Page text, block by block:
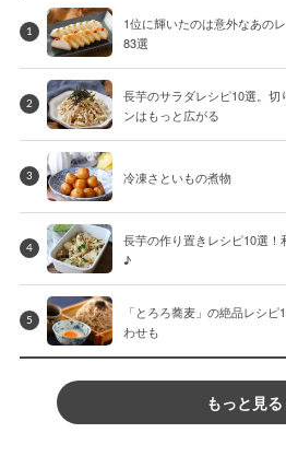
1
1位に輝いたのは意外なあの
83選
2
長芋のサラダレシピ10選。切
ンはもっと広がる
3 冷凍さといもの煮物
4
長芋の作り置きレシピ10選
♪
5
「とろろ蕎麦」の絶品レシ
わせも
もっと見る